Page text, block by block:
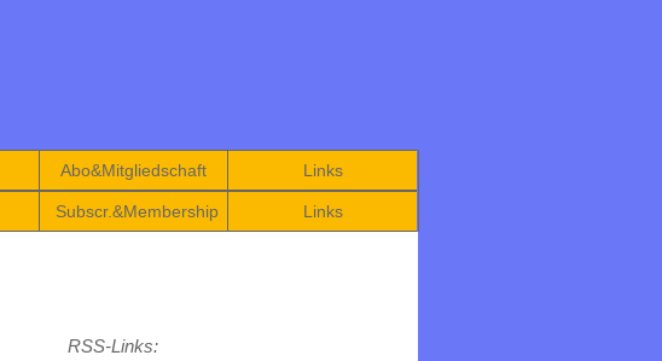
Abo&Mitgliedschaft Links
Subscr.&Membership Links
RSS-Links: